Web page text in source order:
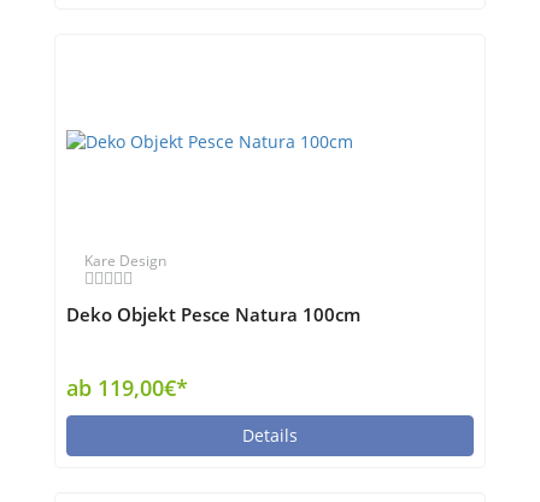
Kare Design
Deko Objekt Pesce Natura 100cm
ab 119,00€*
Details